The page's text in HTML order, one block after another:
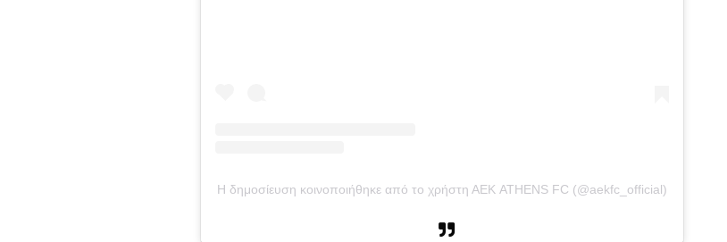
Η δημοσίευση κοινοποιήθηκε από το χρήστη ΑΕΚ ATHENS FC (@aekfc_official)